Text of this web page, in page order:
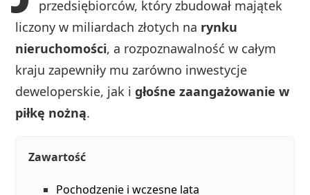
przedsiębiorców, który zbudował majątek
liczony w miliardach złotych na rynku
nieruchomości, a rozpoznawalność w całym
kraju zapewniły mu zarówno inwestycje
deweloperskie, jak igłośne zaangażowanie w
piłkę nożną.
Zawartość
Pochodzenie i wczesne lata